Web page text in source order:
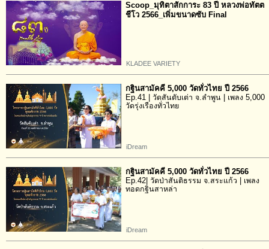
Scoop_มุทิตาสักการะ 83 ปี หลวงพ่อทัตต
ชีโว 2566_เพิ่มขนาดซับ Final
KLADEE VARIETY
กฐินสามัคคี 5,000 วัดทั่วไทย ปี 2566
Ep.41 | วัดสันตับเต่า จ.ลำพูน | เพลง 5,000
วัดรุ่งเรืองทั่วไทย
iDream
กฐินสามัคคี 5,000 วัดทั่วไทย ปี 2566
Ep.42| วัดป่าสันติธรรม จ.สระแก้ว | เพลง
ทอดกฐินสาหล่า
iDream